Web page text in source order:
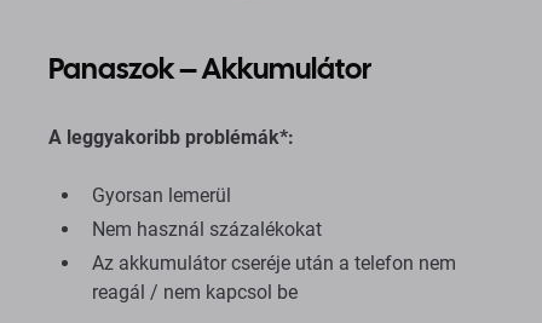
Panaszok – Akkumulátor
A leggyakoribb problémák*:
Gyorsan lemerül
Nem használ százalékokat
Az akkumulátor cseréje után a telefon nem
reagál / nem kapcsol be